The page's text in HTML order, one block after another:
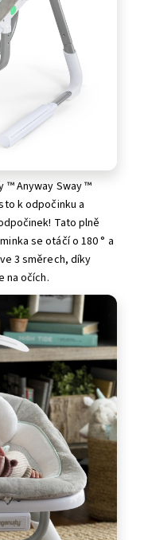
™ Anyway Sway ™
k odpočinku a
Tato plně
se otáčí o 180 ° a
3 směrech, díky
na očích.